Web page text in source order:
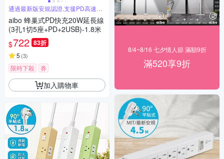
通過最新版安規認證,支援PD高速充
電
aibo 蜂巢式PD快充20W延長線
(3孔1切5座+PD+2USB)-1.8米
$722 83折
5 (3)
限時下殺 券
加入購物車
8/4~8/16 七夕情人節 滿額9折
滿520享9折